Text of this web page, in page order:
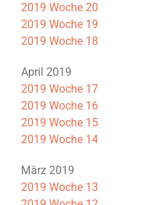
2019 Woche 20
2019 Woche 19
2019 Woche 18
April 2019
2019 Woche 17
2019 Woche 16
2019 Woche 15
2019 Woche 14
März 2019
2019 Woche 13